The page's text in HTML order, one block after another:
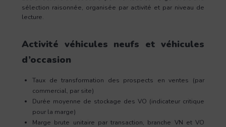
sélection raisonnée, organisée par activité et par niveau de
lecture.
Activité véhicules neufs et véhicules
d’occasion
Taux de transformation des prospects en ventes (par
commercial, par site)
Durée moyenne de stockage des VO (indicateur critique
pour la marge)
Marge brute unitaire par transaction, branche VN et VO